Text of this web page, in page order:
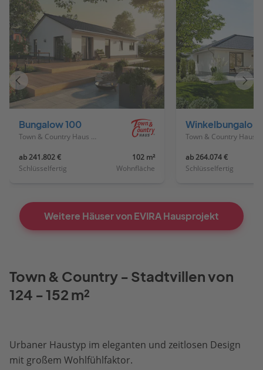
Bungalow 100
Town & Country Haus Deutschland
ab 241.802 €
Schlüsselfertig
102 m²
Wohnfläche
ab 264.074 €
Schlüsselfertig
Vorheriges
Haus
Weitere Häuser von EVIRA Hausprojekt
Town & Country - Stadtvillen von
124 - 152 m²
Urbaner Haustyp im eleganten und zeitlosen Design
mit großem Wohlfühlfaktor.